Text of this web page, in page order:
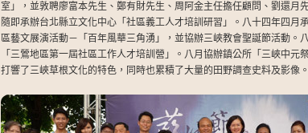
室」，並敦聘廖富本先生、鄭有財先生、周阿金主任擔任顧問、劉還月
隨即承辦台北縣立文化中心「社區義工人才培訓研習」。八十四年四
區藝文展演活動－「百年風華三角湧」，並協辦三峽教會聖誕節活動
「三鶯地區第一屆社區工作人才培訓營」。八月協辦鎮公所「三峽中
打響了三峽草根文化的特色，同時也累積了大量的田野調查史料及影像。